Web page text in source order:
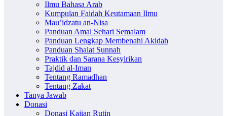
Ilmu Bahasa Arab
Kumpulan Faidah Keutamaan Ilmu
Mau’idzatu an-Nisa
Panduan Amal Sehari Semalam
Panduan Lengkap Membenahi Akidah
Panduan Shalat Sunnah
Praktik dan Sarana Kesyirikan
Tajdid al-Iman
Tentang Ramadhan
Tentang Zakat
Tanya Jawab
Donasi
Donasi Kajian Rutin